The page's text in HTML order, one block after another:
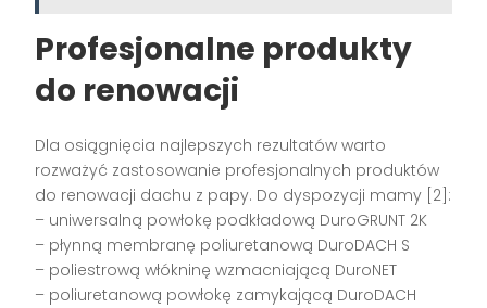
Profesjonalne produkty
do renowacji
Dla osiągnięcia najlepszych rezultatów warto
rozważyć zastosowanie profesjonalnych produktów
do renowacji dachu z papy. Do dyspozycji mamy [2]:
– uniwersalną powłokę podkładową DuroGRUNT 2K
– płynną membranę poliuretanową DuroDACH S
– poliestrową włókninę wzmacniającą DuroNET
– poliuretanową powłokę zamykającą DuroDACH